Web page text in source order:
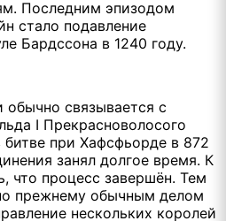
Последним эпизодом
стало подавление
Бардссона в 1240 году.
связывается с
I Прекрасноволосого
при Хафсфьорде в 872
занял долгое время. К
что процесс завершён. Тем
прежнему обычным делом
нескольких королей